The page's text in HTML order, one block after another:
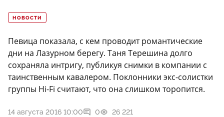
НОВОСТИ
Певица показала, с кем проводит романтические
дни на Лазурном берегу. Таня Терешина долго
сохраняла интригу, публикуя снимки в компании с
таинственным кавалером. Поклонники экс-солистки
группы Hi-Fi считают, что она слишком торопится.
14 августа 2016 10:00 0 26 221